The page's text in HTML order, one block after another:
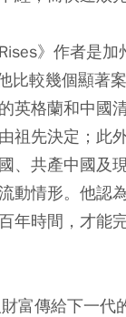
Rises》作者是
比較幾個顯著
英格蘭和中國
祖先決定；此
、共產中國及
動情形。他認
年時間，才能
富傳給下一